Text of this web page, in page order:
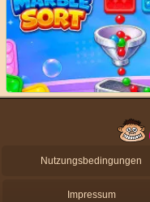
Nutzungsbedingungen
Impressum